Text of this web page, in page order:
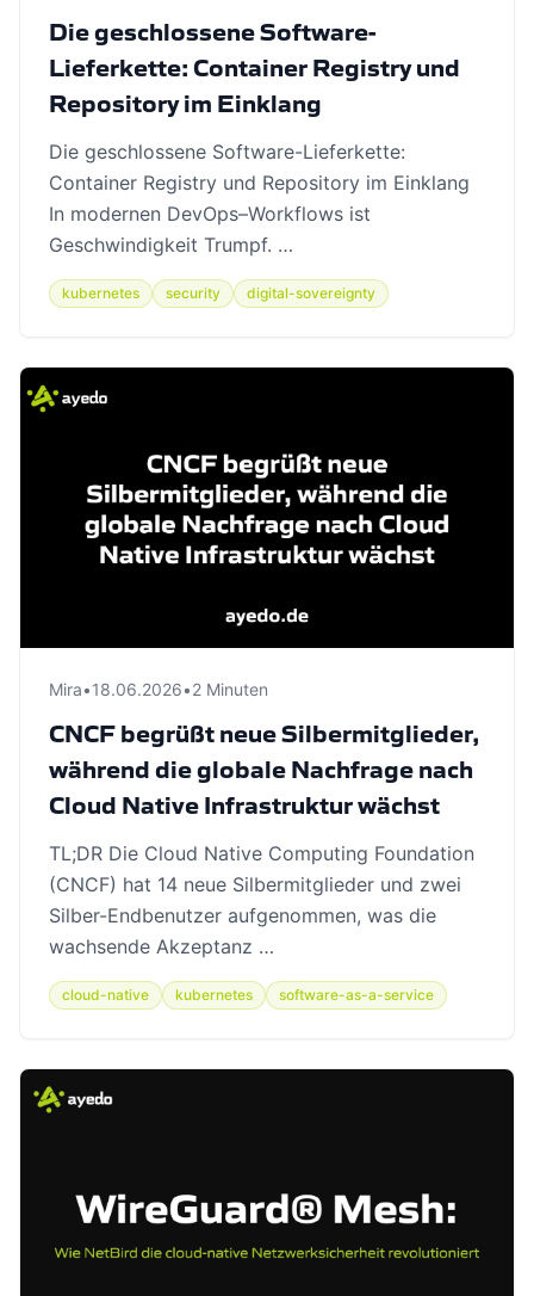
Die geschlossene Software-
Lieferkette: Container Registry und
Repository im Einklang
Die geschlossene Software-Lieferkette:
Container Registry und Repository im Einklang
In modernen DevOps–Workflows ist
Geschwindigkeit Trumpf. …
kubernetes security digital-sovereignty
Mira•18.06.2026•2 Minuten
CNCF begrüßt neue Silbermitglieder,
während die globale Nachfrage nach
Cloud Native Infrastruktur wächst
TL;DR Die Cloud Native Computing Foundation
(CNCF) hat 14 neue Silbermitglieder und zwei
Silber-Endbenutzer aufgenommen, was die
wachsende Akzeptanz …
cloud-native kubernetes software-as-a-service